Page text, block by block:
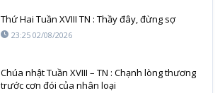
Thứ Hai Tuần XVIII TN : Thầy đây, đừng sợ
23:25 02/08/2026
Chúa nhật Tuần XVIII – TN : Chạnh lòng thương
trước cơn đói của nhân loại